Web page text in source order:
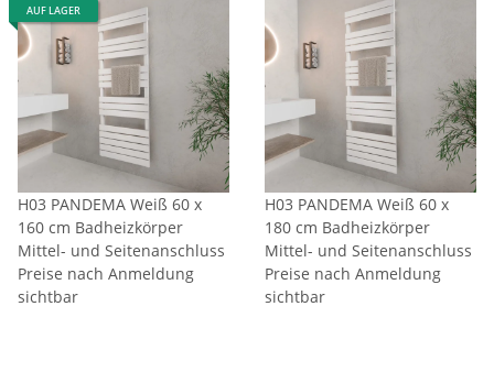
AUF LAGER
H03 PANDEMA Weiß 60 x
160 cm Badheizkörper
Mittel- und Seitenanschluss
Preise nach Anmeldung
sichtbar
H03 PANDEMA Weiß 60 x
180 cm Badheizkörper
Mittel- und Seitenanschluss
Preise nach Anmeldung
sichtbar